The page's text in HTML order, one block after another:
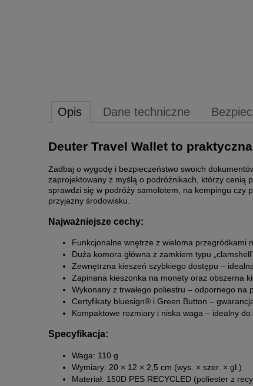
Opis Dane techniczne
Deuter Travel Wallet to
Zadbaj o wygodę i bezpieczeństwo swoich
zaprojektowany z myślą o podróżnikach, którzy cenią
sprawdzi się w podróży samolotem, na kempingu czy
przyjazny środowisku.
Najważniejsze cechy:
Funkcjonalne wnętrze z wieloma przegródkami
Duża komora główna z zamkiem typu
Zewnętrzna kieszeń szybkiego dostępu –
Zapinana kieszonka na monety oraz obszerna
Wykonany z trwałego poliestru – odpornego na
Certyfikaty bluesign® i Green Button –
Kompaktowe rozmiary i niska waga – idealny
Specyfikacja:
Waga: 110 g
Wymiary: 20 × 12 × 2,5 cm (wys. × szer. × gł.)
Materiał: 150D PES RECYCLED (poliester z